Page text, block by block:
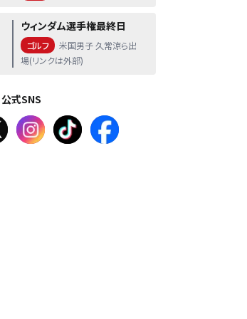
ウィンダム選手権最終日
ゴルフ
米国男子 久常涼ら出
場(リンクは外部)
式SNS